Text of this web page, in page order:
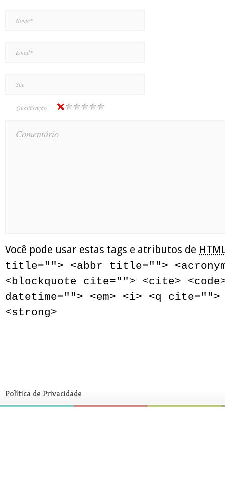
Qualificação
Você pode usar estas tags e atributos de
title=""> <abbr title="">
<blockquote cite=""> <cite>
datetime=""> <em> <i> <q
<strong>
Política de Privacidade